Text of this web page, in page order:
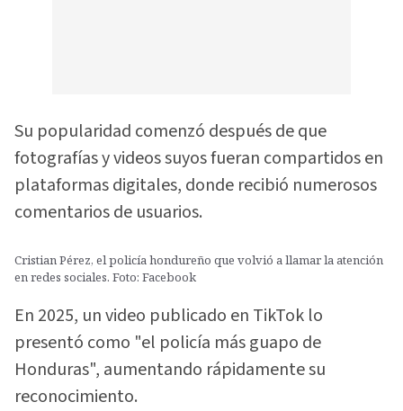
Su popularidad comenzó después de que
fotografías y videos suyos fueran compartidos en
plataformas digitales, donde recibió numerosos
comentarios de usuarios.
Cristian Pérez, el policía hondureño que volvió a llamar la atención
en redes sociales. Foto: Facebook
En 2025, un video publicado en TikTok lo
presentó como "el policía más guapo de
Honduras", aumentando rápidamente su
reconocimiento.